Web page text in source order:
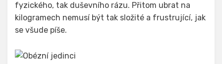
fyzického, tak duševního rázu. Přitom ubrat na
kilogramech nemusí být tak složité a frustrující, jak
se všude píše.